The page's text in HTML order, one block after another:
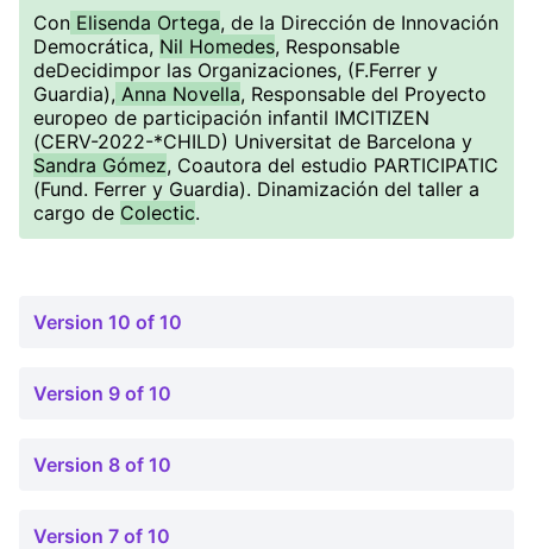
Con Elisenda Ortega, de la Dirección de Innovación
Democrática, Nil Homedes, Responsable
deDecidimpor las Organizaciones, (F.Ferrer y
Guardia), Anna Novella, Responsable del Proyecto
europeo de participación infantil IMCITIZEN
(CERV-2022-*CHILD) Universitat de Barcelona y
Sandra Gómez, Coautora del estudio PARTICIPATIC
(Fund. Ferrer y Guardia). Dinamización del taller a
cargo de Colectic.
Version 10 of 10
Version 9 of 10
Version 8 of 10
Version 7 of 10